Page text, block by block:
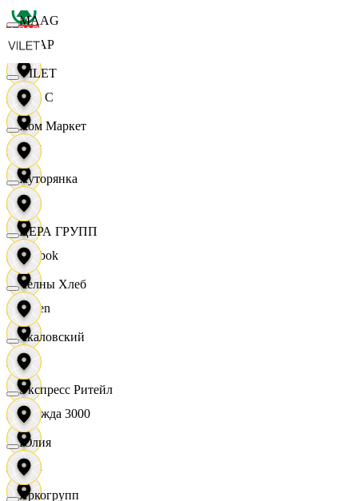
СПАР
M A C
OBI
RE
Reebok
Seven
XC
Одежда 3000
Zara
MAAG
VILET
Хом Маркет
Хуторянка
ЦЕРА ГРУПП
Челны Хлеб
Чкаловский
Экспресс Ритейл
Юлия
Яркогрупп